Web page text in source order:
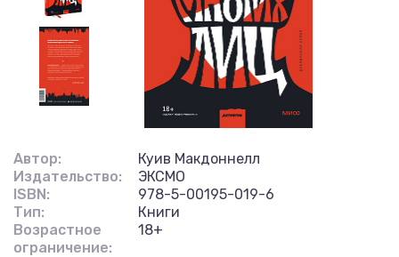
Автор:
Куив Макдоннелл
Издательство:
ЭКСМО
ISBN:
978-5-00195-019-6
Тип:
Книги
Возрастное
ограничение:
18+